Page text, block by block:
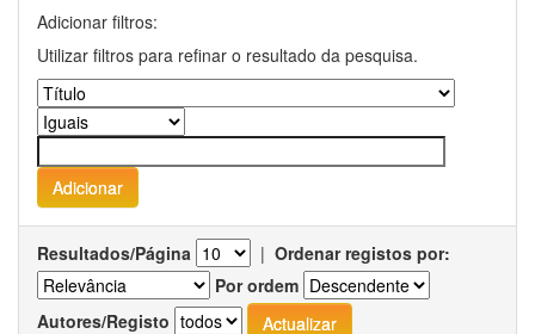
Adicionar filtros:
Utilizar filtros para refinar o resultado da pesquisa.
Resultados/Página | Ordenar registos por:
Por ordem
Autores/Registo